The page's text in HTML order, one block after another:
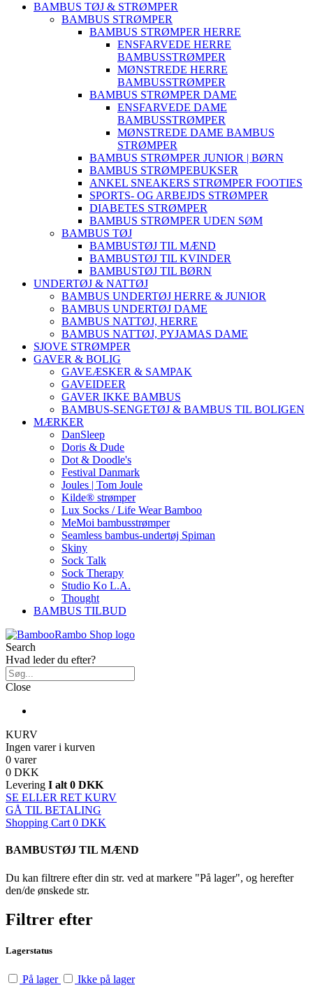
BAMBUS TØJ & STRØMPER
BAMBUS STRØMPER
BAMBUS STRØMPER HERRE
ENSFARVEDE HERRE
BAMBUSSTRØMPER
MØNSTREDE HERRE
BAMBUSSTRØMPER
BAMBUS STRØMPER DAME
ENSFARVEDE DAME
BAMBUSSTRØMPER
MØNSTREDE DAME BAMBUS
STRØMPER
BAMBUS STRØMPER JUNIOR | BØRN
BAMBUS STRØMPEBUKSER
ANKEL SNEAKERS STRØMPER FOOTIES
SPORTS- OG ARBEJDS STRØMPER
DIABETES STRØMPER
BAMBUS STRØMPER UDEN SØM
BAMBUS TØJ
BAMBUSTØJ TIL MÆND
BAMBUSTØJ TIL KVINDER
BAMBUSTØJ TIL BØRN
UNDERTØJ & NATTØJ
BAMBUS UNDERTØJ HERRE & JUNIOR
BAMBUS UNDERTØJ DAME
BAMBUS NATTØJ, HERRE
BAMBUS NATTØJ, PYJAMAS DAME
SJOVE STRØMPER
GAVER & BOLIG
GAVEÆSKER & SAMPAK
GAVEIDEER
GAVER IKKE BAMBUS
BAMBUS-SENGETØJ & BAMBUS TIL BOLIGEN
MÆRKER
DanSleep
Doris & Dude
Dot & Doodle's
Festival Danmark
Joules | Tom Joule
Kilde® strømper
Lux Socks / Life Wear Bamboo
MeMoi bambusstrømper
Seamless bambus-undertøj Spiman
Skiny
Sock Talk
Sock Therapy
Studio Ko L.A.
Thought
BAMBUS TILBUD
Search
Hvad leder du efter?
Close
KURV
Ingen varer i kurven
0 varer
0 DKK
Levering I alt 0 DKK
SE ELLER RET KURV
GÅ TIL BETALING
Shopping Cart 0 DKK
BAMBUSTØJ TIL MÆND
Du kan filtrere efter din str. ved at markere "På lager", og herefter
den/de ønskede str.
Filtrer efter
Lagerstatus
På lager Ikke på lager